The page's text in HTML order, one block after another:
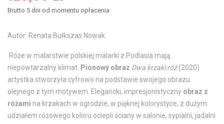
Brutto 5 dni od momentu opłacenia
Autor: Renata Bułkszas Nowak
Róże w malarstwie polskiej malarki z Podlasia mają
niepowtarzalny klimat. Pionowy obraz Dwa krzaki róż(2020)
artystka stworzyła cyfrowo na podstawie swojego obrazu
olejnego z tym motywem. Elegancki, impresjonistyczny obraz z
różami na krzakach w ogrodzie, w pięknej kolorystyce, z dużym
udziałem różowego koloru ociepli ściany w salonie, sypialni, jadalni